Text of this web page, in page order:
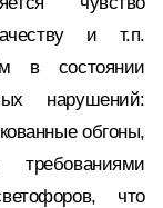
и т.п.
в состоянии
нарушений:
обгоны,
что